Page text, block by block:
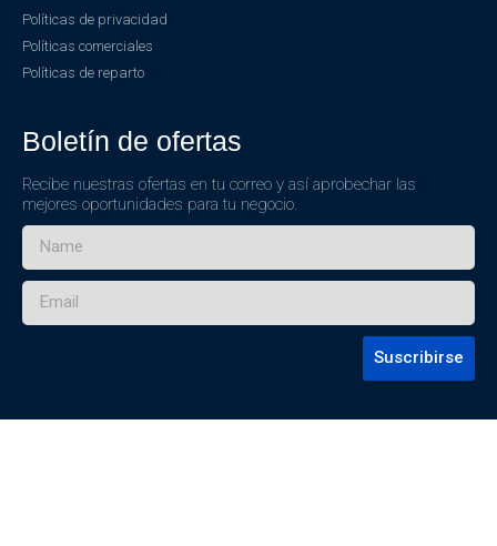
Políticas de privacidad
Políticas comerciales
Políticas de reparto
Boletín de ofertas
Recibe nuestras ofertas en tu correo y así aprobechar las
mejores oportunidades para tu negocio.
Suscribirse